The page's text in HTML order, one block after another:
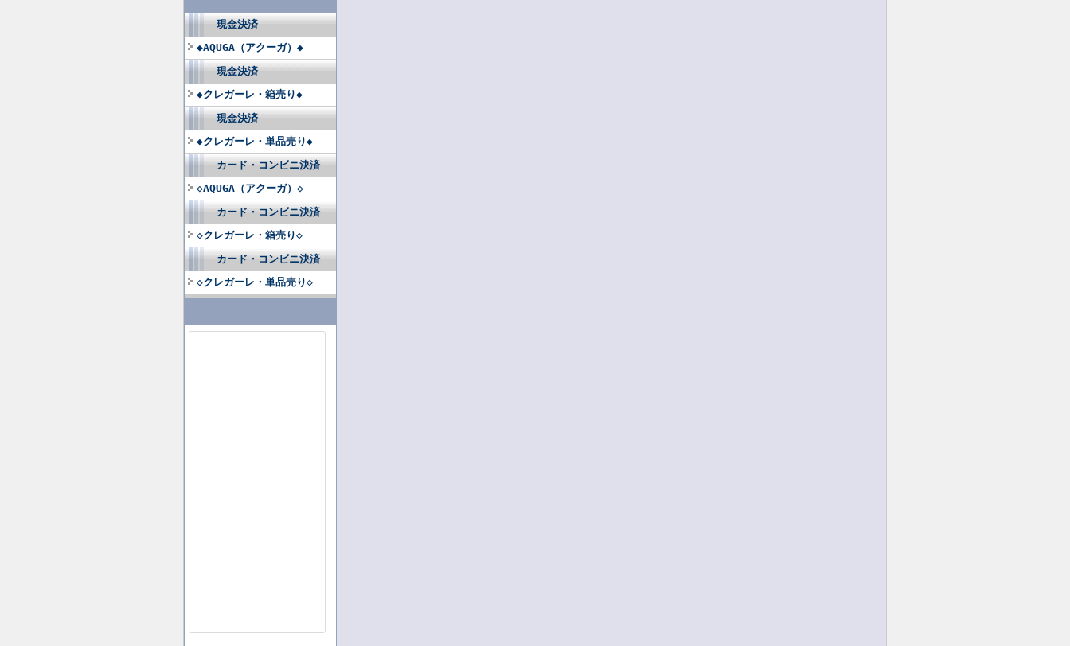
現金決済
◆AQUGA（アクーガ）◆
現金決済
◆クレガーレ・箱売り◆
現金決済
◆クレガーレ・単品売り◆
カード・コンビニ決済
◇AQUGA（アクーガ）◇
カード・コンビニ決済
◇クレガーレ・箱売り◇
カード・コンビニ決済
◇クレガーレ・単品売り◇